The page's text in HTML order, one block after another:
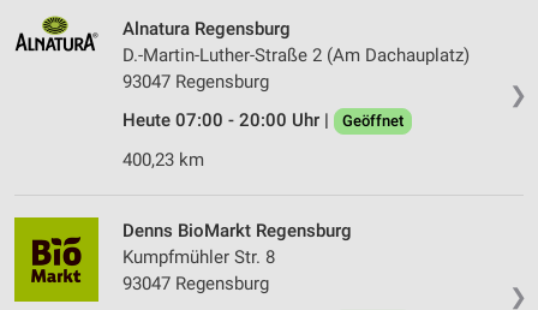
❯
Alnatura Regensburg
D.-Martin-Luther-Straße 2 (Am Dachauplatz)
93047 Regensburg
Heute 07:00 - 20:00 Uhr |
Geöffnet
400,23 km
❯
Denns BioMarkt Regensburg
Kumpfmühler Str. 8
93047 Regensburg